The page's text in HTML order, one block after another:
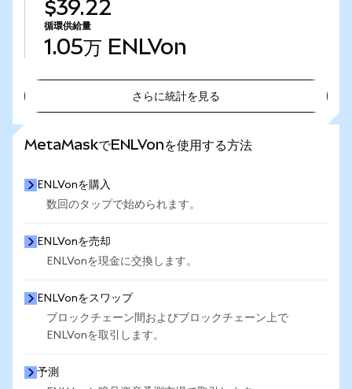
$39.22
循環供給量
1.05万 ENLVon
さらに統計を見る
MetaMaskでENLVonを使用する方法
ENLVonを購入
数回のタップで始められます。
ENLVonを売却
ENLVonを現金に交換します。
ENLVonをスワップ
ブロックチェーン間およびブロックチェーン上で
ENLVonを取引します。
予測